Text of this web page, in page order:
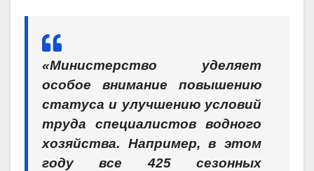
«Министерство уделяет
особое внимание повышению
статуса и улучшению условий
труда специалистов водного
хозяйства. Например, в этом
году все 425 сезонных